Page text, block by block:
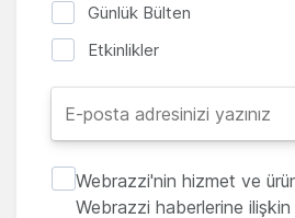
Günlük Bülten
Etkinlikler
Webrazzi'nin hizmet ve
Webrazzi haberlerine